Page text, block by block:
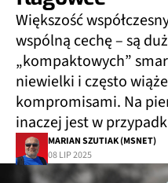
Większość
wspólną cechę – są
„kompaktowych”
niewielki i często
kompromisami. Na
inaczej jest w
MARIAN SZUTIAK (MSNET)
08 LIP 2025